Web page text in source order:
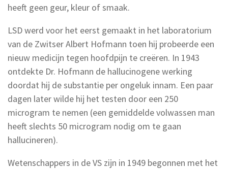
heeft geen geur, kleur of smaak.
LSD werd voor het eerst gemaakt in het laboratorium
van de Zwitser Albert Hofmann toen hij probeerde een
nieuw medicijn tegen hoofdpijn te creëren. In 1943
ontdekte Dr. Hofmann de hallucinogene werking
doordat hij de substantie per ongeluk innam. Een paar
dagen later wilde hij het testen door een 250
microgram te nemen (een gemiddelde volwassen man
heeft slechts 50 microgram nodig om te gaan
hallucineren).
Wetenschappers in de VS zijn in 1949 begonnen met het